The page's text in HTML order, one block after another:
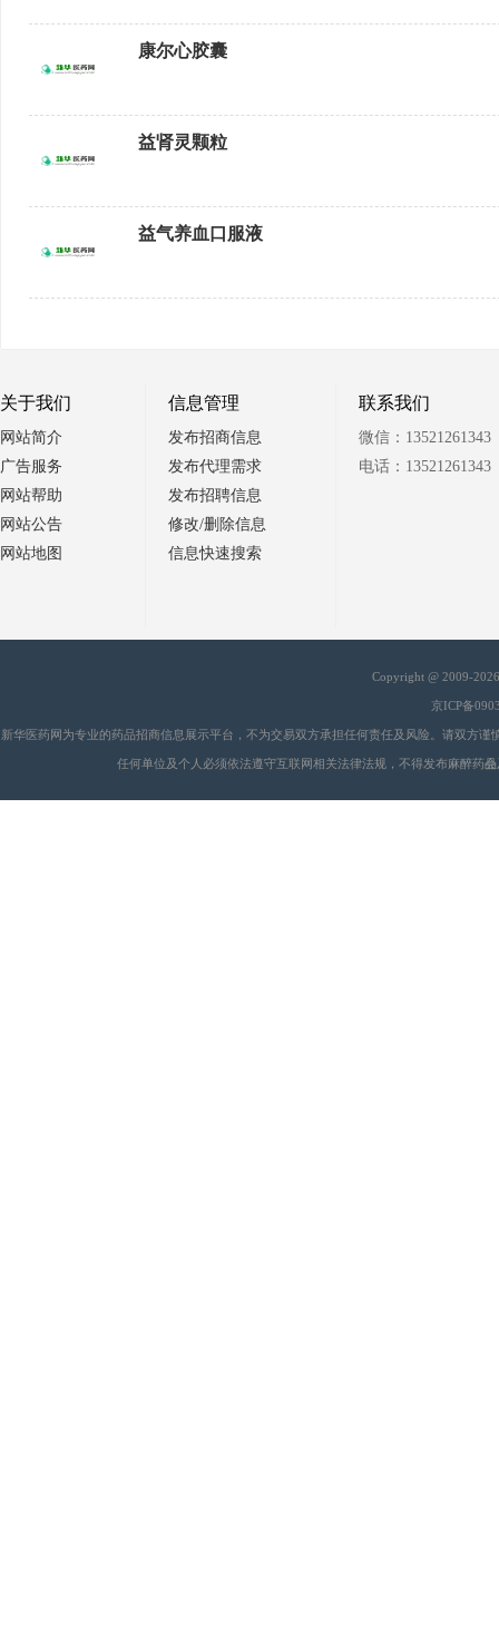
康尔心胶囊
益肾灵颗粒
益气养血口服液
关于我们
网站简介
广告服务
网站帮助
网站公告
网站地图
信息管理
发布招商信息
发布代理需求
发布招聘信息
修改/删除信息
信息快速搜索
联系我们
微信：13521261343
电话：13521261343
Copyright @ 2009-
京ICP备
新华医药网为专业的药品招商信息展示平台，不为交易双方承担任何责任及风险。请双方
会
任何单位及个人必须依法遵守互联网相关法律法规，不得发布麻醉药